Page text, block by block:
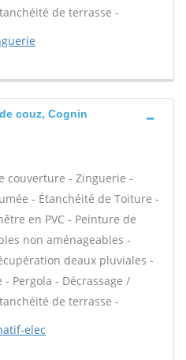
de terrasse -
couz, Cognin
couverture - Zinguerie -
- Étanchéité de Toiture -
en PVC - Peinture de
non aménageables -
deaux pluviales -
Pergola - Décrassage /
de terrasse -
elec